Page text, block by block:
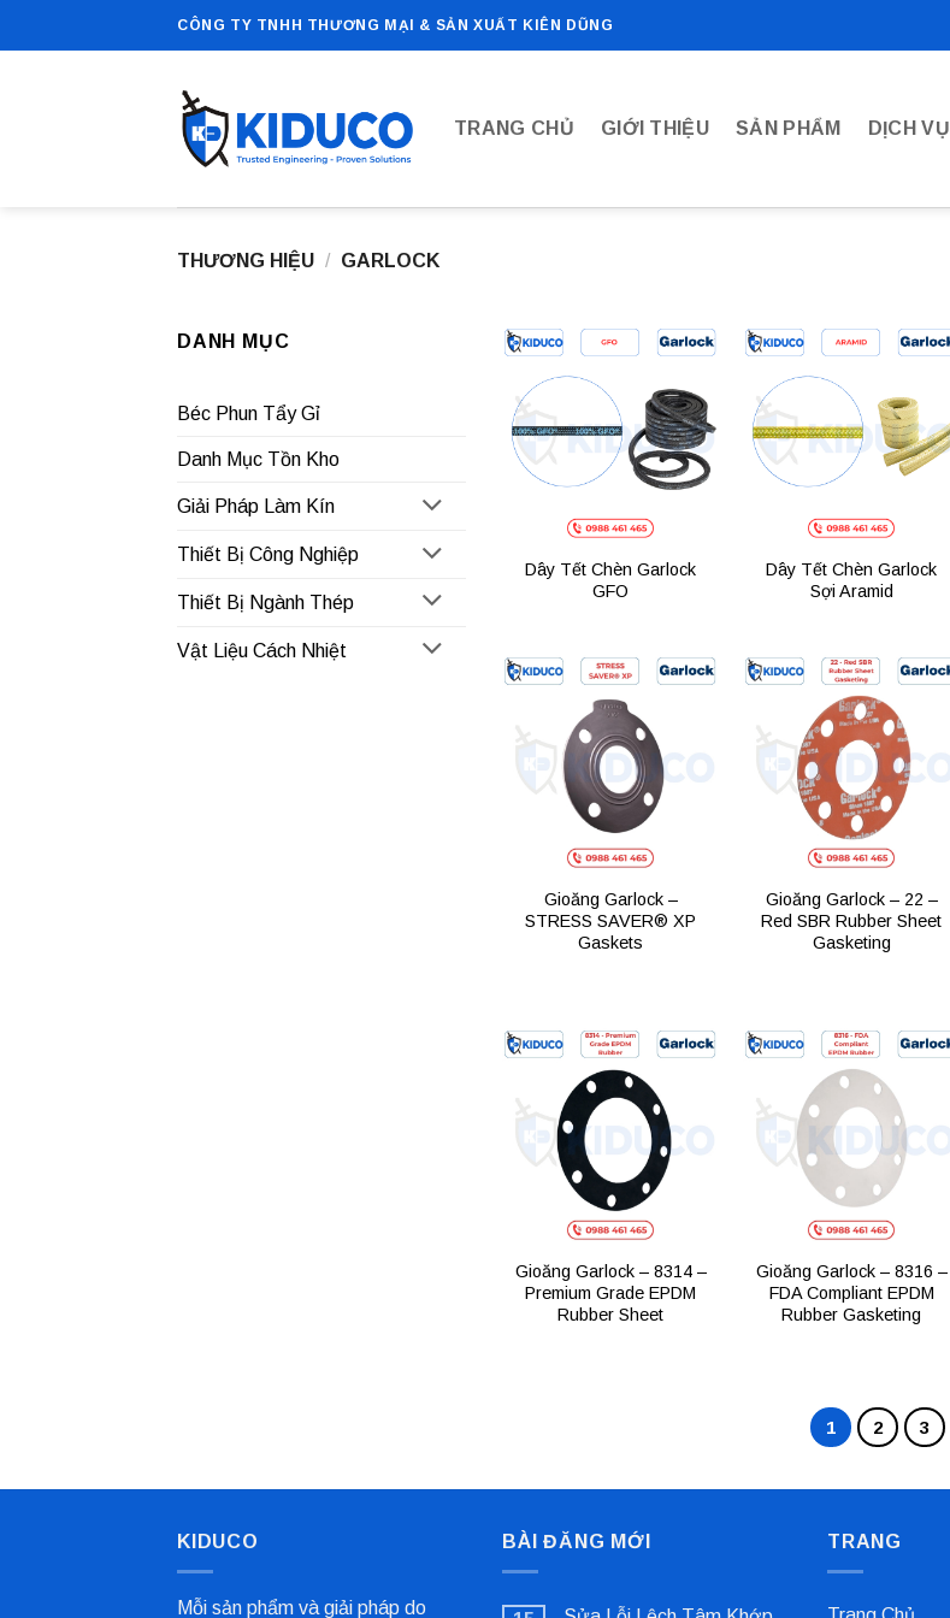
CÔNG TY TNHH THƯƠNG MẠI & SẢN XUẤT KIÊN DŨNG
TRANG CHỦ GIỚI THIỆU SẢN PHẨM DỊCH VỤ
THƯƠNG HIỆU / GARLOCK
DANH MỤC
Béc Phun Tẩy Gỉ
Danh Mục Tồn Kho
Giải Pháp Làm Kín
Thiết Bị Công Nghiệp
Thiết Bị Ngành Thép
Vật Liệu Cách Nhiệt
Add to
wishlist
Dây Tết Chèn Garlock
GFO
wishlist
Dây Tết Chèn Garlock
Sợi Aramid
wishlist
Gioăng Garlock –
STRESS SAVER® XP
Gaskets
Add to
wishlist
Gioăng Garlock – 22 –
Red SBR Rubber Sheet
Gasketing
Add to
wishlist
Gioăng Garlock – 8314 –
Premium Grade EPDM
Rubber Sheet
wishlist
Gioăng Garlock – 8316 –
FDA Compliant EPDM
Rubber Gasketing
1 2 3
KIDUCO
Mỗi sản phẩm và giải pháp do
BÀI ĐĂNG MỚI TRANG